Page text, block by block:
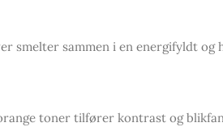
sammen i en energifyldt og
toner tilfører kontrast og